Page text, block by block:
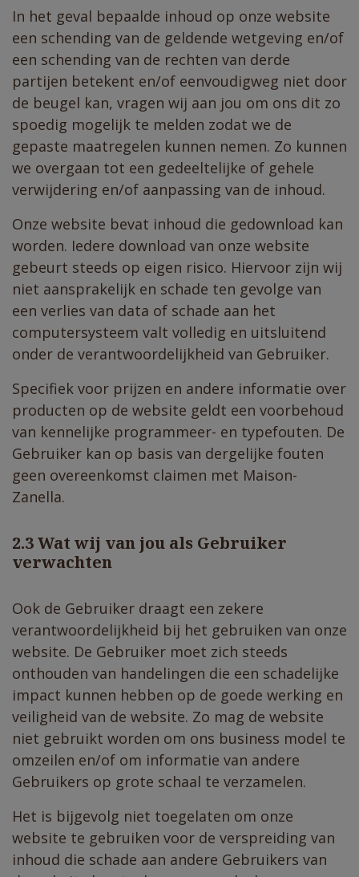
In het geval bepaalde inhoud op onze website
een schending van de geldende wetgeving en/of
een schending van de rechten van derde
partijen betekent en/of eenvoudigweg niet door
de beugel kan, vragen wij aan jou om ons dit zo
spoedig mogelijk te melden zodat we de
gepaste maatregelen kunnen nemen. Zo kunnen
we overgaan tot een gedeeltelijke of gehele
verwijdering en/of aanpassing van de inhoud.
Onze website bevat inhoud die gedownload kan
worden. Iedere download van onze website
gebeurt steeds op eigen risico. Hiervoor zijn wij
niet aansprakelijk en schade ten gevolge van
een verlies van data of schade aan het
computersysteem valt volledig en uitsluitend
onder de verantwoordelijkheid van Gebruiker.
Specifiek voor prijzen en andere informatie over
producten op de website geldt een voorbehoud
van kennelijke programmeer- en typefouten. De
Gebruiker kan op basis van dergelijke fouten
geen overeenkomst claimen met Maison-
Zanella.
​2.3 Wat wij van jou als Gebruiker
verwachten
Ook de Gebruiker draagt een zekere
verantwoordelijkheid bij het gebruiken van onze
website. De Gebruiker moet zich steeds
onthouden van handelingen die een schadelijke
impact kunnen hebben op de goede werking en
veiligheid van de website. Zo mag de website
niet gebruikt worden om ons business model te
omzeilen en/of om informatie van andere
Gebruikers op grote schaal te verzamelen.
Het is bijgevolg niet toegelaten om onze
website te gebruiken voor de verspreiding van
inhoud die schade aan andere Gebruikers van